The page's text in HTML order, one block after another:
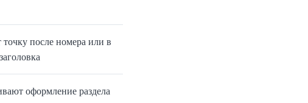
точку после номера или в
оформление раздела